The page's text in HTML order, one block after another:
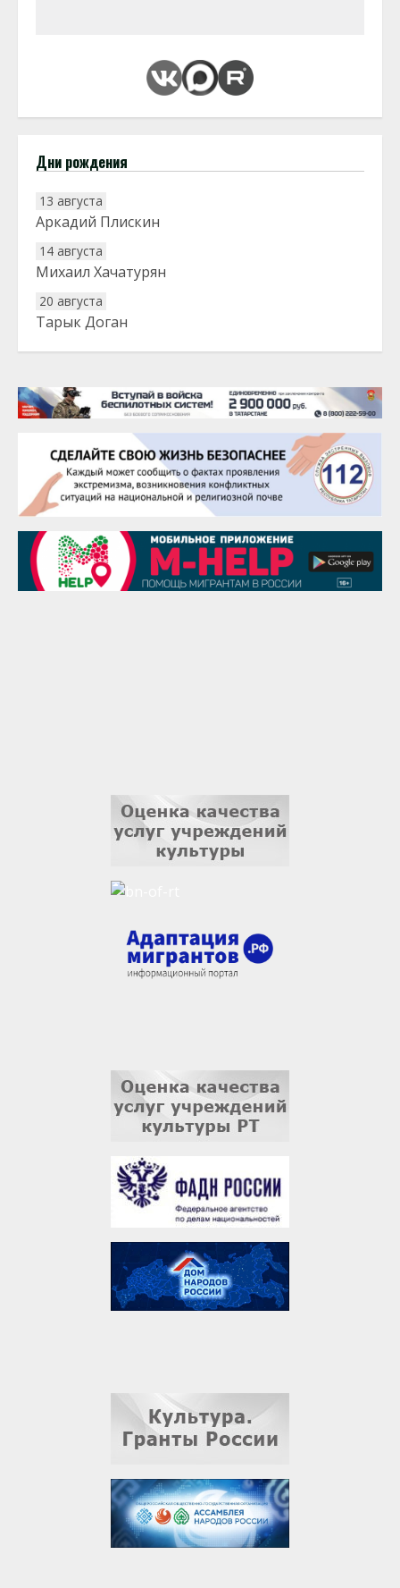
Дни рождения
13 августа
Аркадий Плискин
14 августа
Михаил Хачатурян
20 августа
Тарык Доган
22 августа
25 августа
Сэсэгма Бубеева
28 августа
Чингиз Мустафаев
29 августа
Надежда Рослова
1 сентября
Гали Хасанов